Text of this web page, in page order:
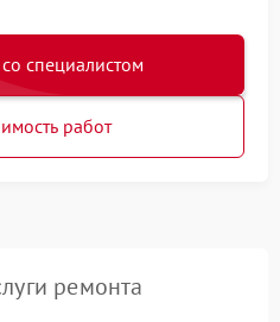
специалистом
работ
ремонта